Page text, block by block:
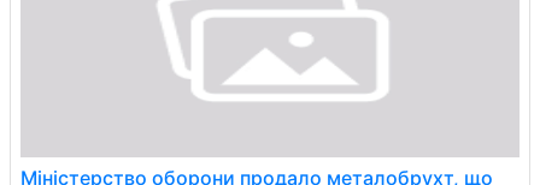
Міністерство оборони продало металобрухт, що